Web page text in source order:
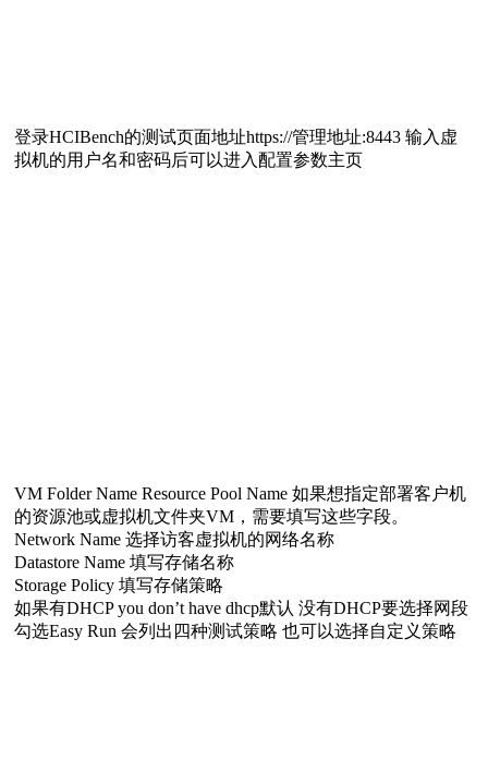
登录HCIBench的测试页面地址https://管理地址:8443 输入虚
拟机的用户名和密码后可以进入配置参数主页
VM Folder Name Resource Pool Name 如果想指定部署客户机
的资源池或虚拟机文件夹VM，需要填写这些字段。
Network Name 选择访客虚拟机的网络名称
Datastore Name 填写存储名称
Storage Policy 填写存储策略
如果有DHCP you don’t have dhcp默认 没有DHCP要选择网段
勾选Easy Run 会列出四种测试策略 也可以选择自定义策略